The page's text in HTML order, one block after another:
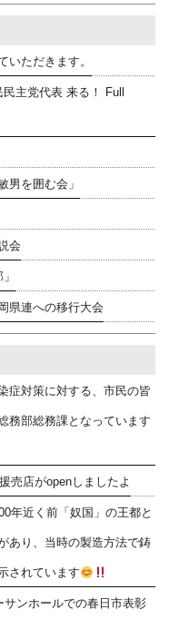
いただきます。
主党代表 来る！ Full
男を囲む会」
会
県連への移行大会
症対策に対する、市民の皆
務部総務課となっています
売店がopenしましたよ
年近く前「奴国」の王都と
あり、当時の製造方法で鋳
されています
ンホールでの春日市表彰